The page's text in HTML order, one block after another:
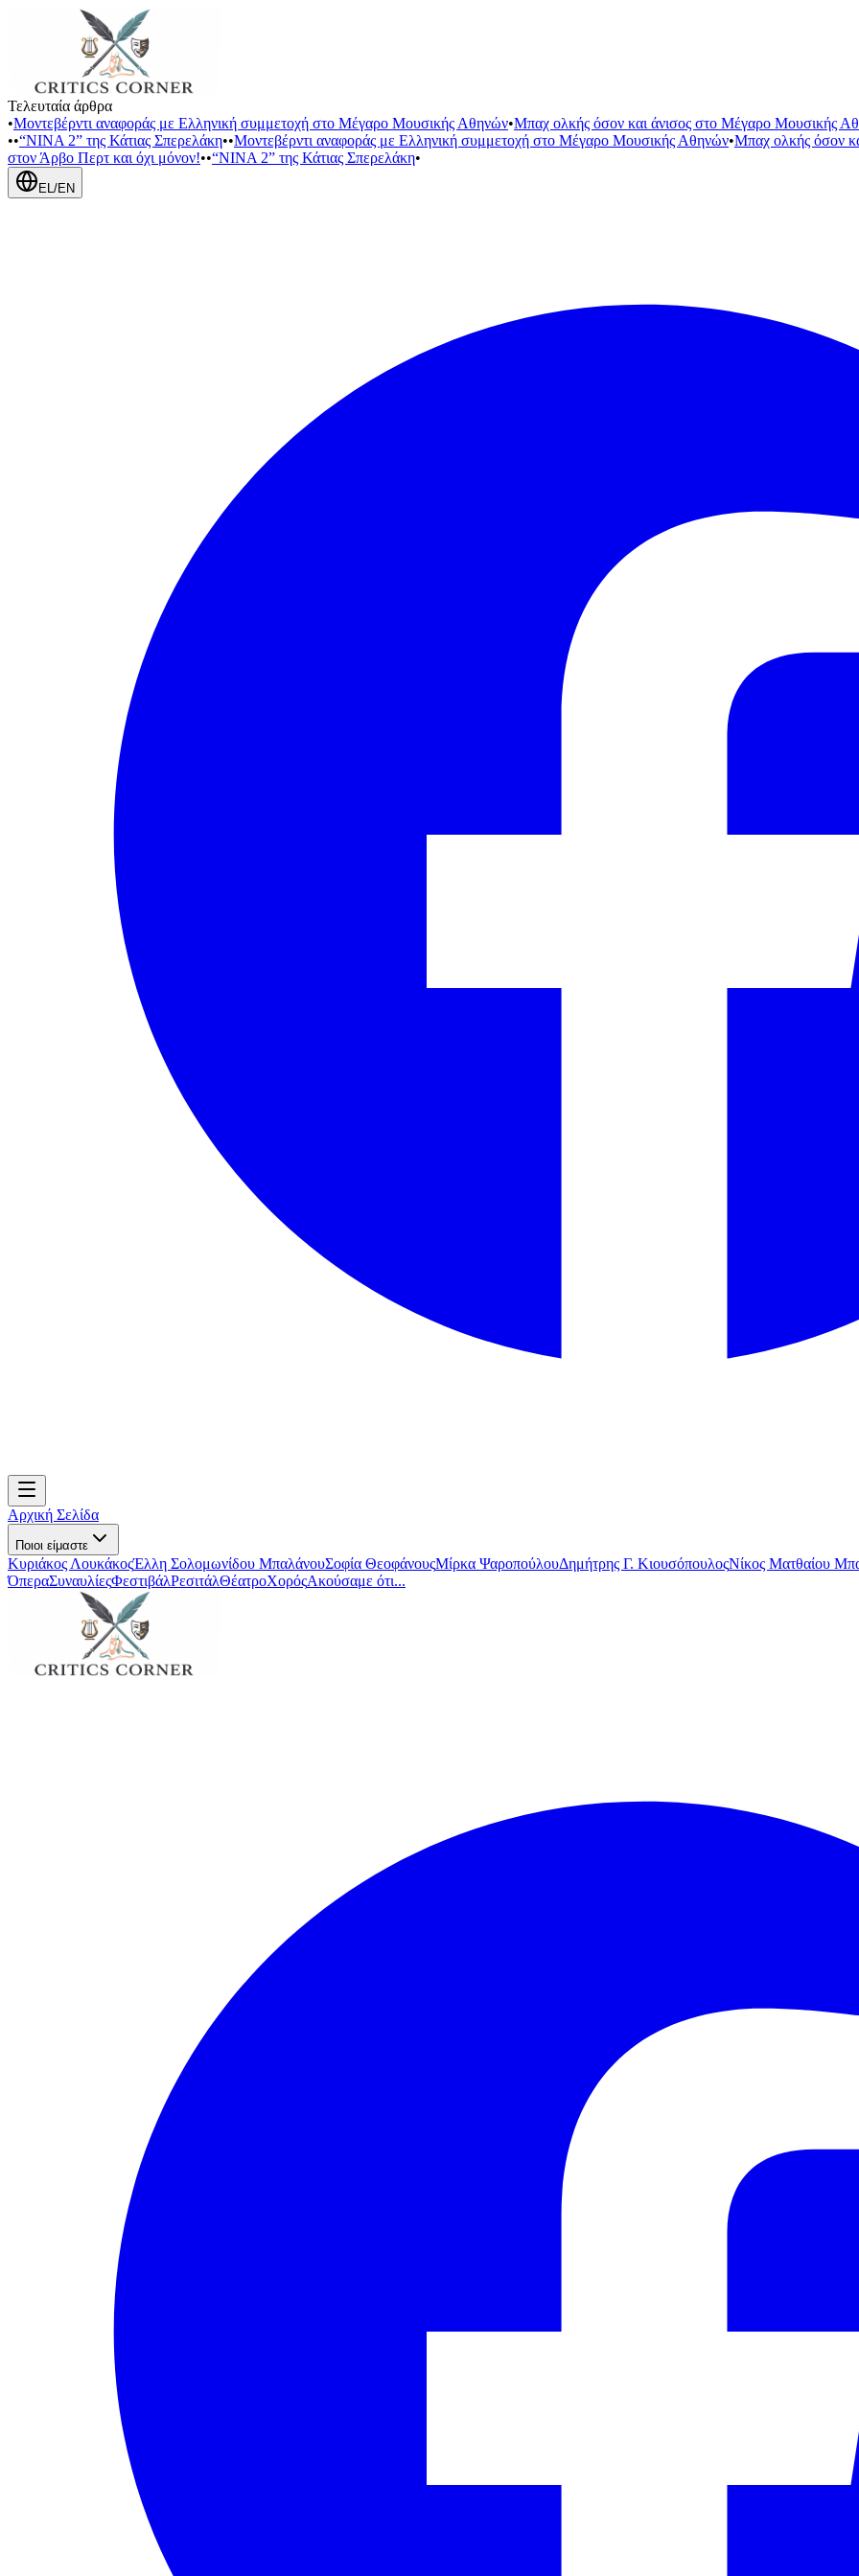
Τελευταία άρθρα
•Μοντεβέρντι αναφοράς με Ελληνική συμμετοχή στο Μέγαρο Μουσικής Αθηνών•Μπαχ ολκής όσον και άνισος στο Μέγαρο Μουσικής
••“NINA 2” της Κάτιας Σπερελάκη••Μοντεβέρντι αναφοράς με Ελληνική συμμετοχή στο Μέγαρο Μουσικής Αθηνών•Μπαχ ολκής όσον
στον Άρβο Περτ και όχι μόνον!••“NINA 2” της Κάτιας Σπερελάκη•
EL/EN
Αρχική Σελίδα
Ποιοι είμαστε
Κυριάκος ΛουκάκοςΈλλη Σολομωνίδου ΜπαλάνουΣοφία ΘεοφάνουςΜίρκα ΨαροπούλουΔημήτρης Γ. ΚιουσόπουλοςΝίκος Ματθαίου
ΌπεραΣυναυλίεςΦεστιβάλΡεσιτάλΘέατροΧορόςΑκούσαμε ότι...